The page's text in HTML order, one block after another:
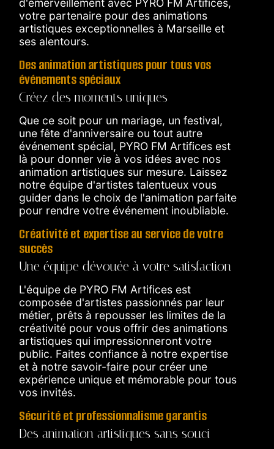
d'émerveillement avec PYRO FM Artifices,
votre partenaire pour des animations
artistiques exceptionnelles à Marseille et
ses alentours.
Des animation artistiques pour tous vos
événements spéciaux
Créez des moments uniques
Que ce soit pour un mariage, un festival,
une fête d'anniversaire ou tout autre
événement spécial, PYRO FM Artifices est
là pour donner vie à vos idées avec nos
animation artistiques sur mesure. Laissez
notre équipe d'artistes talentueux vous
guider dans le choix de l'animation parfaite
pour rendre votre événement inoubliable.
Créativité et expertise au service de votre
succès
Une équipe dévouée à votre satisfaction
L'équipe de PYRO FM Artifices est
composée d'artistes passionnés par leur
métier, prêts à repousser les limites de la
créativité pour vous offrir des animations
artistiques qui impressionneront votre
public. Faites confiance à notre expertise
et à notre savoir-faire pour créer une
expérience unique et mémorable pour tous
vos invités.
Sécurité et professionnalisme garantis
Des animation artistiques sans souci